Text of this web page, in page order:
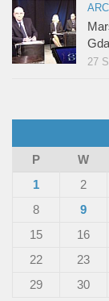
27
P
W
1
2
8
9
15
16
22
23
29
30